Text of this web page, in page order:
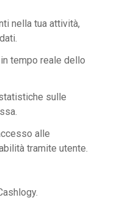
nella tua attività,
tempo reale dello
sulle
alle
tramite utente.